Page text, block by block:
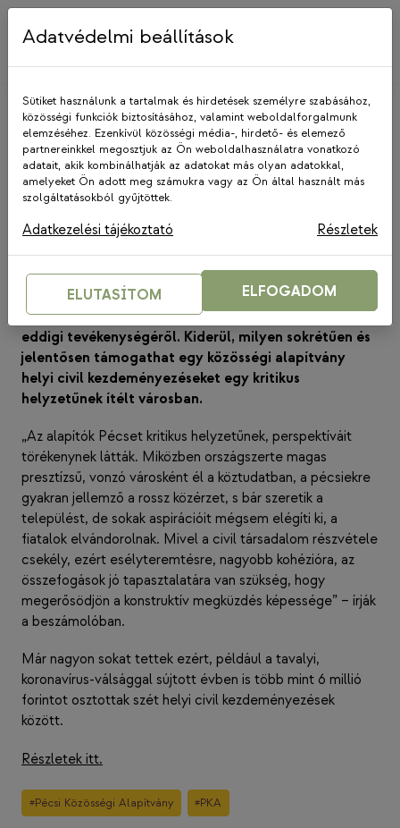
Skip
KÖZÖSALAPON
Kisebb csodát tett a Pécsi
Közösségi Alapítvány
2021. március 24.
Beszámolót készített a Pécsi Közösségi Alapítvány
eddigi tevékenységéről. Kiderül, milyen sokrétűen és
jelentősen támogathat egy közösségi alapítvány
helyi civil kezdeményezéseket egy kritikus
helyzetűnek ítélt városban.
„Az alapítók Pécset kritikus helyzetűnek, perspektíváit
törékenynek látták. Miközben országszerte magas
presztízsű, vonzó városként él a köztudatban, a pécsiekre
gyakran jellemző a rossz közérzet, s bár szeretik a
települést, de sokak aspirációit mégsem elégíti ki, a
fiatalok elvándorolnak. Mivel a civil társadalom részvétele
csekély, ezért esélyteremtésre, nagyobb kohézióra, az
összefogások jó tapasztalatára van szükség, hogy
megerősödjön a konstruktív megküzdés képessége” – írják
a beszámolóban.
Már nagyon sokat tettek ezért, például a tavalyi,
koronavírus-válsággal sújtott évben is több mint 6 millió
forintot osztottak szét helyi civil kezdeményezések
között.
Részletek itt.
Post
Tags:
#Pécsi Közösségi Alapítvány #PKA
Adatvédelmi beállítások
Sütiket használunk a tartalmak és hirdetések személyre szabásához,
közösségi funkciók biztosításához, valamint weboldalforgalmunk
elemzéséhez. Ezenkívül közösségi média-, hirdető- és elemező
partnereinkkel megosztjuk az Ön weboldalhasználatra vonatkozó
adatait, akik kombinálhatják az adatokat más olyan adatokkal,
amelyeket Ön adott meg számukra vagy az Ön által használt más
szolgáltatásokból gyűjtöttek.
Adatkezelési tájékoztató Részletek
ELUTASÍTOM ELFOGADOM